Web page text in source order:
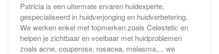
Patricia is een uitermate ervaren huidexperte,
gespecialiseerd in huidverjonging en huidverbetering.
We werken enkel met topmerken zoals Celestetic en
helpen je zichtbaar en voelbaar met huidproblemen
zoals acne, couperose, rosacea, melasma,... we